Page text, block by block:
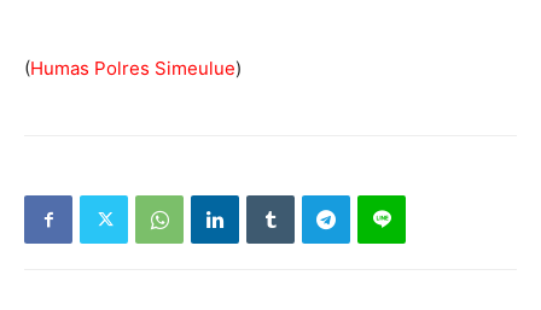
(Humas Polres Simeulue)